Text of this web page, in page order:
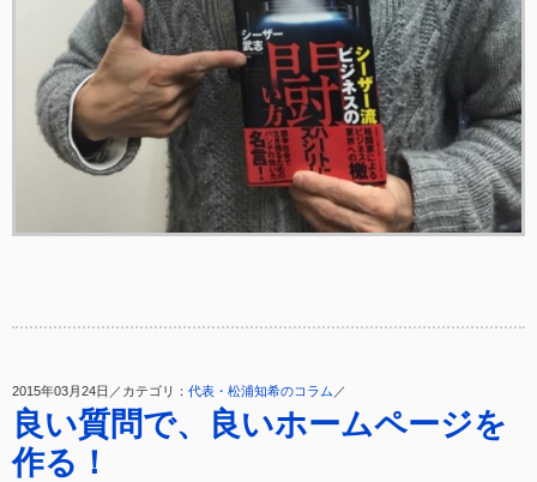
2015年03月24日／カテゴリ： 代表・松浦知希のコラム ／
良い質問で、良いホームページを
作る！